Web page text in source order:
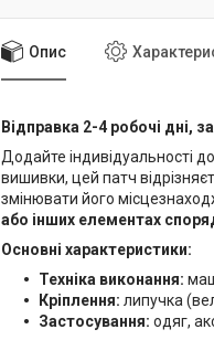
Опис
Відправка 2-4 робочі дні,
Додайте індивідуальності
вишивки, цей патч
змінювати його
або інших елементах
Основні характеристики:
Техніка виконання:
Кріплення: липучка
Застосування: одяг,